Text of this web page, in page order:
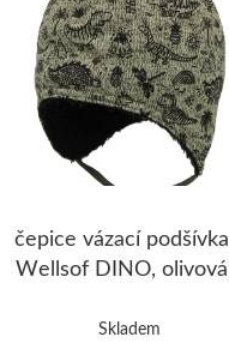
čepice vázací podšívka
Wellsof DINO, olivová
Skladem